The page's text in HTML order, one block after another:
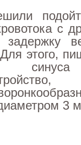
с
задержку
этого,
синуса
3